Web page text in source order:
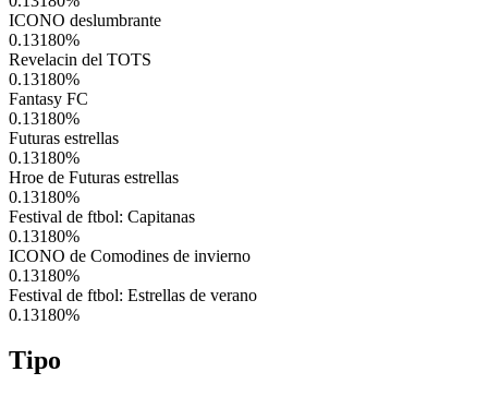
ICONO deslumbrante
0.13180%
Revelacin del TOTS
0.13180%
Fantasy FC
0.13180%
Futuras estrellas
0.13180%
Hroe de Futuras estrellas
0.13180%
Festival de ftbol: Capitanas
0.13180%
ICONO de Comodines de invierno
0.13180%
Festival de ftbol: Estrellas de verano
0.13180%
Tipo